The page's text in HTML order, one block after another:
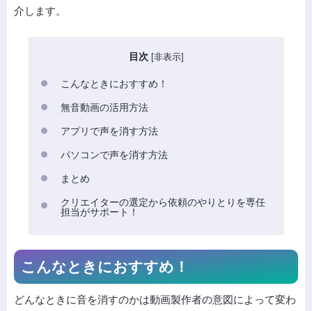
介します。
目次 [非表示]
こんなときにおすすめ！
無音動画の活用方法
アプリで声を消す方法
パソコンで声を消す方法
まとめ
クリエイターの選定から依頼のやりとりを専任
担当がサポート！
こんなときにおすすめ！
どんなときに音を消すのかは動画製作者の意図によって変わ